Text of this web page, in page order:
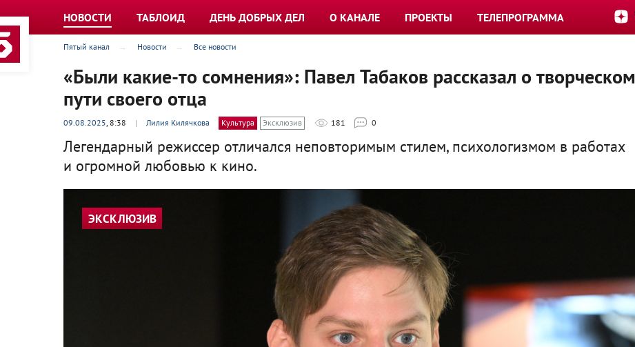
НОВОСТИ ТАБЛОИД ДЕНЬ ДОБРЫХ ДЕЛ О КАНАЛЕ ПРОЕКТЫ ТЕЛЕПРОГРАММА
Пятый канал Новости Все новости
«Были какие-то сомнения»: Павел Табаков рассказал о творческом
пути своего отца
09.08.2025, 8:38 | Лилия Килячкова Культура Эксклюзив 181 0
Легендарный режиссер отличался неповторимым стилем, психологизмом в работах
и огромной любовью к кино.
ЭКСКЛЮЗИВ